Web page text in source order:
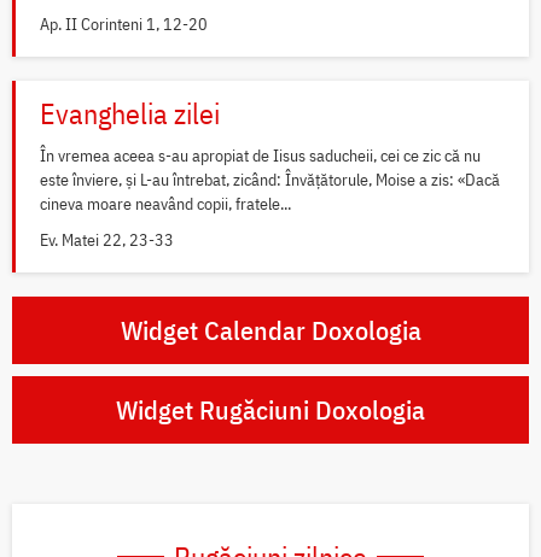
Ap. II Corinteni 1, 12-20
Evanghelia zilei
În vremea aceea s-au apropiat de Iisus saducheii, cei ce zic că nu
este înviere, și L-au întrebat, zicând: Învățătorule, Moise a zis: «Dacă
cineva moare neavând copii, fratele...
Ev. Matei 22, 23-33
Widget Calendar Doxologia
Widget Rugăciuni Doxologia